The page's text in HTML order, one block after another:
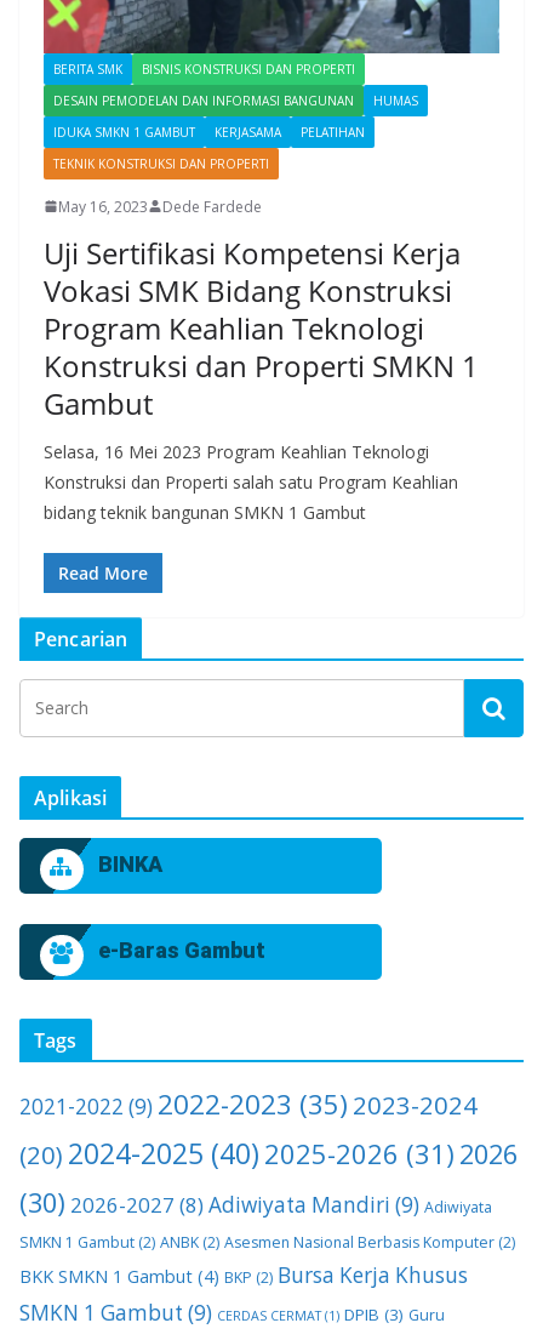
BERITA SMK
BISNIS KONSTRUKSI DAN PROPERTI
DESAIN PEMODELAN DAN INFORMASI BANGUNAN
HUMAS
IDUKA SMKN 1 GAMBUT
KERJASAMA
PELATIHAN
TEKNIK KONSTRUKSI DAN PROPERTI
May 16, 2023 Dede Fardede
Uji Sertifikasi Kompetensi Kerja
Vokasi SMK Bidang Konstruksi
Program Keahlian Teknologi
Konstruksi dan Properti SMKN 1
Gambut
Selasa, 16 Mei 2023 Program Keahlian Teknologi
Konstruksi dan Properti salah satu Program Keahlian
bidang teknik bangunan SMKN 1 Gambut
Read More
Pencarian
Aplikasi
BINKA
e-Baras Gambut
Tags
2021-2022 (9) 2022-2023 (35) 2023-2024
(20) 2024-2025 (40) 2025-2026 (31) 2026
(30) 2026-2027 (8) Adiwiyata Mandiri (9) Adiwiyata
SMKN 1 Gambut (2) ANBK (2) Asesmen Nasional Berbasis Komputer (2)
BKK SMKN 1 Gambut (4) BKP (2) Bursa Kerja Khusus
SMKN 1 Gambut (9) CERDAS CERMAT(1) DPIB (3) Guru